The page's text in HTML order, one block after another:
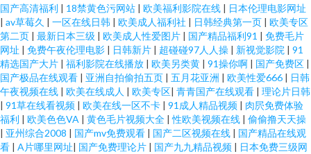
国产高清福利 | 18禁黄色污网站 | 欧美福利影院在线 | 日本伦理电影网址
| av草莓久 | 一区在线日韩 | 欧美成人福利社 | 日韩经典第一页 | 欧美专区
第二页 | 最新日本三级 | 欧美成人性爱图片 | 国产精品福利91 | 免费毛片
网址 | 免费午夜伦理电影 | 日韩新片 | 超碰碰97人人操 | 新视觉影院 | 91
精选国产大片 | 福利影院在线播放 | 欧美另类黄 | 91操你啊 | 国产免费区 |
国产极品在线观看 | 亚洲自拍偷拍五页 | 五月花亚洲 | 欧美性爱666 | 日韩
午夜视频在线 | 欧美在线成人 | 欧美专区| 青青国产在线观看 | 理论片日韩
| 91草在线看视频 | 欧美在线一区不卡 | 91成人精品视频 | 肉屄免费体验
福利 | 欧美色色VA | 黄色毛片视频大全 |性欧美视频在线 | 偷偷撸天天操
| 亚州综合2008 | 国产mv免费观看 | 国产二区视频在线 | 国产精品在线观
看 | A片哪里网址| 国产免费理论片 | 国产九九精品视频 | 日本免费三级网